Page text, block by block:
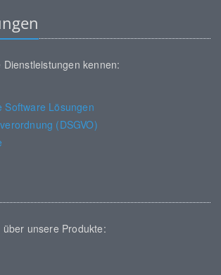
kennen:
Software Lösungen
(DSGVO)
unsere Produkte: